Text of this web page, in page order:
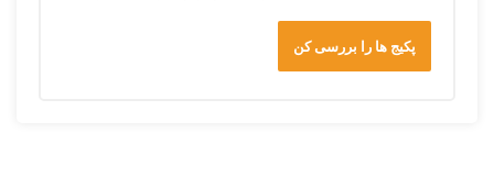
پکیج ها را بررسی کن